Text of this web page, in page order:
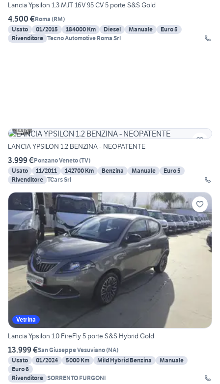
Lancia Ypsilon 1.3 MJT 16V 95 CV 5 porte S&S Gold
4.500 €Roma (RM)
Usato
01/2015 184000 Km Diesel Manuale
Euro 5
Rivenditore Tecno Automotive Roma Srl
8
LANCIA YPSILON 1.2 BENZINA - NEOPATENTE
3.999 €Ponzano Veneto(TV)
Usato
11/2011 142700 Km Benzina Manuale
Euro 5
Rivenditore TCars Srl
Vetrina
Lancia Ypsilon 1.0 FireFly 5 porte S&S Hybrid Gold
13.999 €San Giuseppe Vesuviano(NA)
Usato
01/2024 5000 Km Mild Hybrid Benzina
Manuale
Euro 6
Rivenditore SORRENTO FURGONI